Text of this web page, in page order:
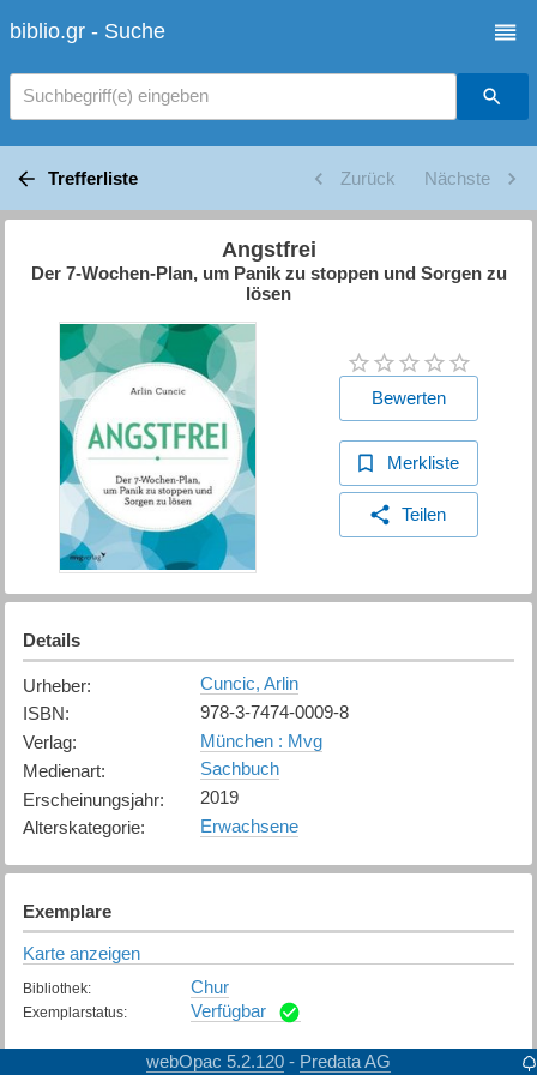
biblio.gr - Suche
Suchbegriff(e) eingeben
Trefferliste Zurück Nächste
Angstfrei
Der 7-Wochen-Plan, um Panik zu stoppen und Sorgen zu
lösen
Bewerten
Merkliste
Teilen
Details
Urheber:
Cuncic, Arlin
ISBN:
978-3-7474-0009-8
Verlag:
München : Mvg
Medienart:
Sachbuch
Erscheinungsjahr:
2019
Alterskategorie: Erwachsene
Exemplare
Karte anzeigen
Bibliothek: Chur
Exemplarstatus: Verfügbar
webOpac 5.2.120 - Predata AG